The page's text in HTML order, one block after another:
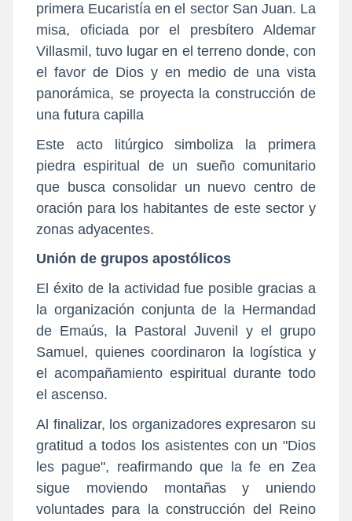
primera Eucaristía en el sector San Juan. La
misa, oficiada por el presbítero Aldemar
Villasmil, tuvo lugar en el terreno donde, con
el favor de Dios y en medio de una vista
panorámica, se proyecta la construcción de
una futura capilla
Este acto litúrgico simboliza la primera
piedra espiritual de un sueño comunitario
que busca consolidar un nuevo centro de
oración para los habitantes de este sector y
zonas adyacentes.
Unión de grupos apostólicos
El éxito de la actividad fue posible gracias a
la organización conjunta de la Hermandad
de Emaús, la Pastoral Juvenil y el grupo
Samuel, quienes coordinaron la logística y
el acompañamiento espiritual durante todo
el ascenso.
Al finalizar, los organizadores expresaron su
gratitud a todos los asistentes con un "Dios
les pague", reafirmando que la fe en Zea
sigue moviendo montañas y uniendo
voluntades para la construcción del Reino